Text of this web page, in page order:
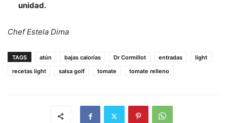
unidad.
Chef Estela Dima
TAGS atún bajas calorías Dr Cormillot entradas
light
recetas light
salsa golf tomate tomate relleno